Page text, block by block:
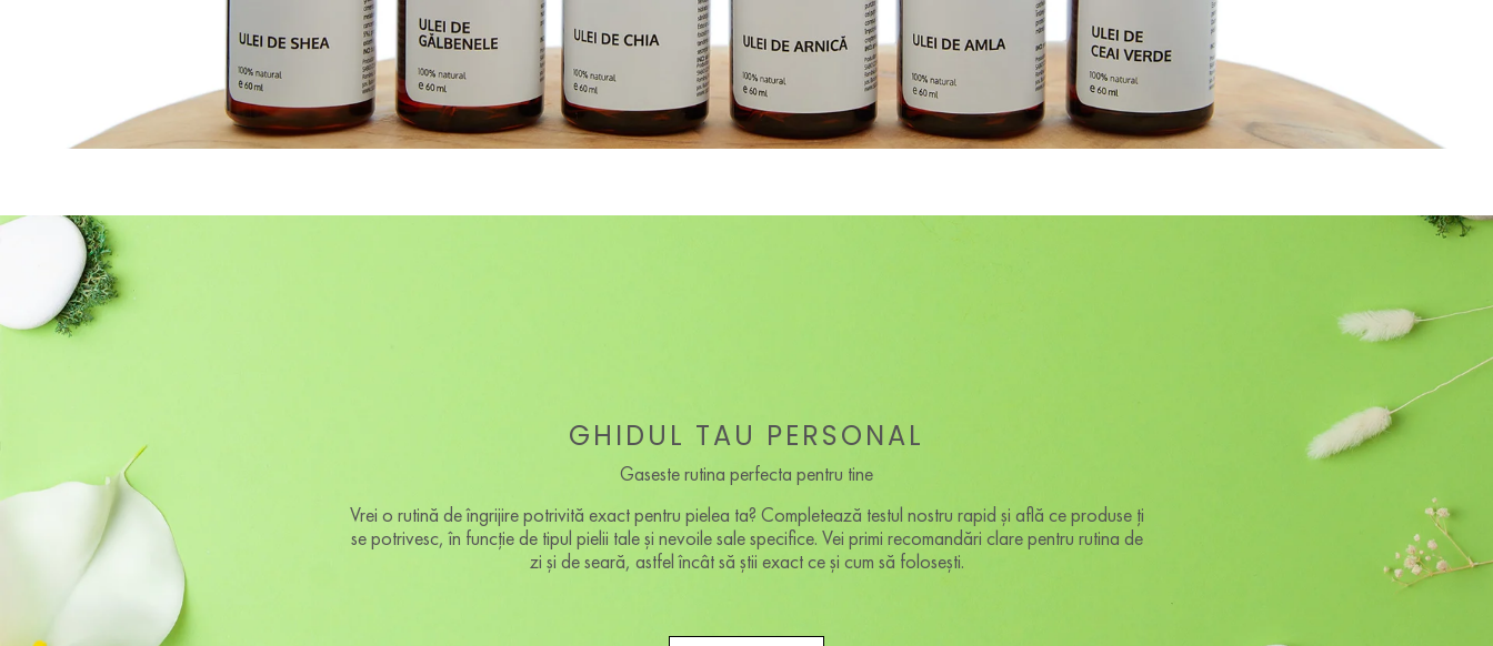
GHIDUL TAU PERSONAL
Gaseste rutina perfecta pentru tine
Vrei o rutină de îngrijire potrivită exact pentru pielea ta? Completează testul nostru rapid și află ce produse ți
se potrivesc, în funcție de tipul pielii tale și nevoile sale specifice. Vei primi recomandări clare pentru rutina de
zi și de seară, astfel încât să știi exact ce și cum să folosești.